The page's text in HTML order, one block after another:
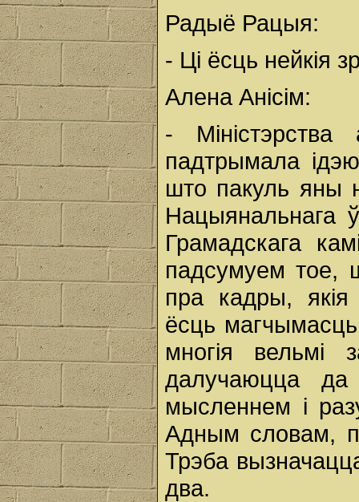
Радыё Рацыя:
- Ці ёсць нейкія
Алена Анісім:
-
падтрымала
што пакуль яны
Нацыянальнага
Грамадскага
падсумуем тое,
пра кадры, якія
ёсць
многія вельмі
далучаюцца
мысленнем і
Адным словам,
Трэба
два.